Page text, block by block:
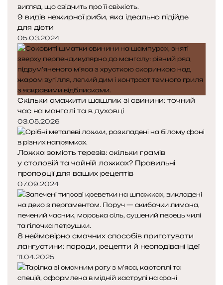
т
о
р
і
н
к
а
т
о
р
і
н
к
а
9 видів нежирної риби, яка ідеально підійде
для дієти
05.03.2024
Скільки смажити шашлик зі свинини: точний
час на мангалі та в духовці
03.05.2026
Ложка замість терезів: скільки грамів
у столовій та чайній ложках? Правильні
пропорції для ваших рецептів
07.09.2024
8 неймовірно смачних способів приготувати
лангустини: поради, рецепти й несподівані ідеї
11.04.2025